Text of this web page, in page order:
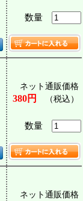
数量
ネット通販価格
380円 （税込）
数量
ネット通販価格